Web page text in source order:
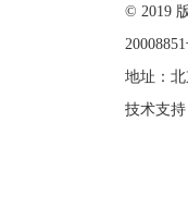
© 2019
地址：
技术支